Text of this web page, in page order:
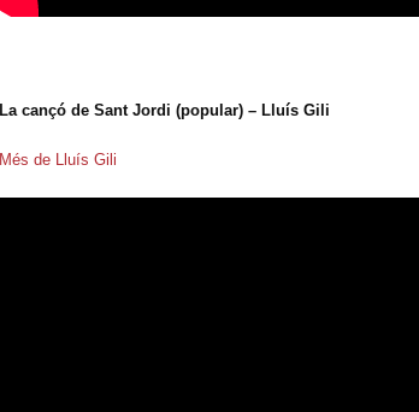
La cançó de Sant Jordi (popular) – Lluís Gili
Més de Lluís Gili